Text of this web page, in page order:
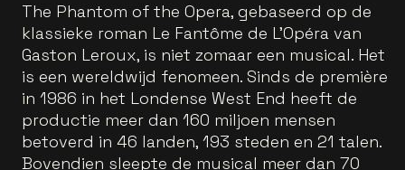
The Phantom of the Opera, gebaseerd op de
klassieke roman Le Fantôme de L’Opéra van
Gaston Leroux, is niet zomaar een musical. Het
is een wereldwijd fenomeen. Sinds de première
in 1986 in het Londense West End heeft de
productie meer dan 160 miljoen mensen
betoverd in 46 landen, 193 steden en 21 talen.
Bovendien sleepte de musical meer dan 70